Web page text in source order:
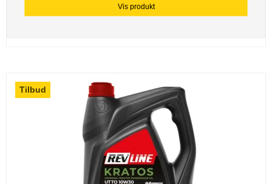
Vis produkt
Tilbud